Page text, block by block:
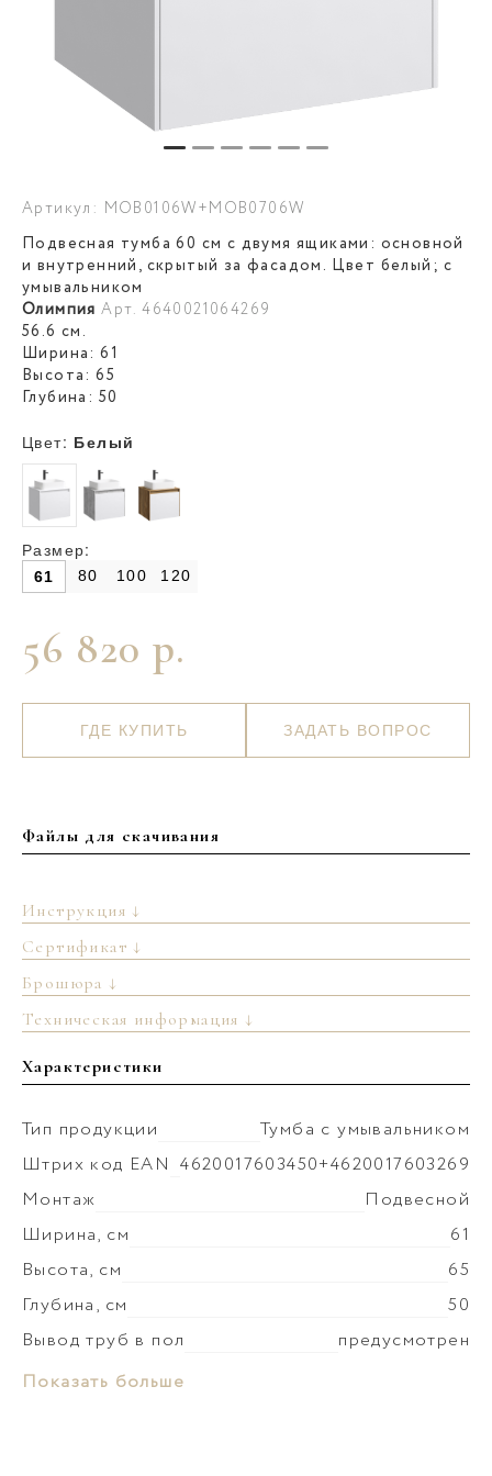
Артикул: MOB0106W+MOB0706W
56 820 р.
Подвесная тумба 60 см с двумя ящиками: основной
и внутренний, скрытый за фасадом. Цвет белый; с
умывальником
Олимпия Арт. 4640021064269
56.6 см.
Ширина: 61
Высота: 65
Глубина: 50
Цвет: Белый
Размер:
61 80 100 120
ГДЕ КУПИТЬ ЗАДАТЬ ВОПРОС
Файлы для скачивания
Инструкция ↓
Сертификат ↓
Брошюра ↓
Техническая информация ↓
Характеристики
Тип продукции
Тумба с умывальником
Штрих код EAN 4620017603450+4620017603269
Монтаж
Подвесной
Ширина, см
61
Высота, см
65
Глубина, см
50
Вывод труб в пол
предусмотрен
Материал раковины
Монтаж умывальника
Показать больше